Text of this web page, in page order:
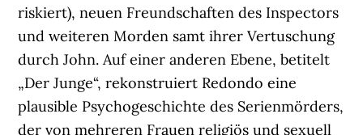
riskiert), neuen Freundschaften des Inspectors
und weiteren Morden samt ihrer Vertuschung
durch John. Auf einer anderen Ebene, betitelt
„Der Junge“, rekonstruiert Redondo eine
plausible Psychogeschichte des Serienmörders,
der von mehreren Frauen religiös und sexuell